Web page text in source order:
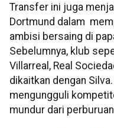
Transfer ini juga
Dortmund dalam
ambisi bersaing di
Sebelumnya, klub
Villarreal, Real
dikaitkan dengan
mengungguli
mundur dari